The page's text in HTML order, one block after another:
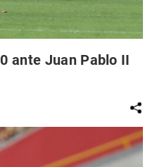
ante Juan Pablo II